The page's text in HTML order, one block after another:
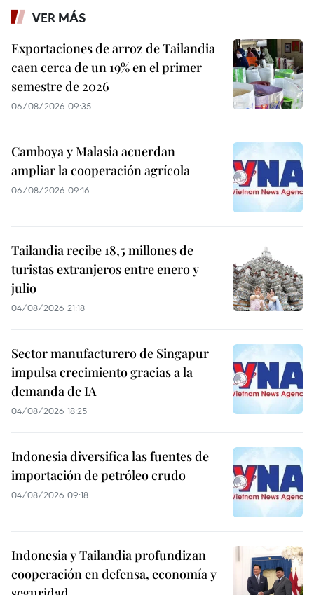
VER MÁS
Exportaciones de arroz de Tailandia
caen cerca de un 19% en el primer
semestre de 2026
06/08/2026 09:35
Camboya y Malasia acuerdan
ampliar la cooperación agrícola
06/08/2026 09:16
Tailandia recibe 18,5 millones de
turistas extranjeros entre enero y
julio
04/08/2026 21:18
Sector manufacturero de Singapur
impulsa crecimiento gracias a la
demanda de IA
04/08/2026 18:25
Indonesia diversifica las fuentes de
importación de petróleo crudo
04/08/2026 09:18
Indonesia y Tailandia profundizan
cooperación en defensa, economía y